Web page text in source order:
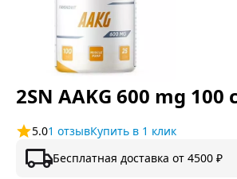
2SN AAKG 600 mg 100
5.01 отзыв
Купить в 1 клик
Бесплатная доставка от 4500 ₽